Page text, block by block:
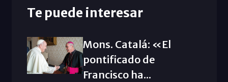
Te puede interesar
Mons. Catalá: «El
pontificado de
Francisco ha...